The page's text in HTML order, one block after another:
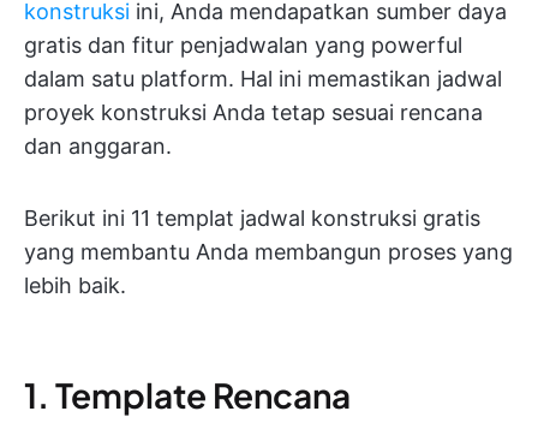
konstruksi ini, Anda mendapatkan sumber daya
gratis dan fitur penjadwalan yang powerful
dalam satu platform. Hal ini memastikan jadwal
proyek konstruksi Anda tetap sesuai rencana
dan anggaran.
Berikut ini 11 templat jadwal konstruksi gratis
yang membantu Anda membangun proses yang
lebih baik.
1. Template Rencana